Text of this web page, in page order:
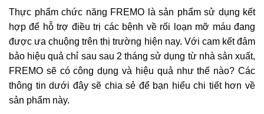
Thực phẩm chức năng FREMO là sản phẩm sử dụng kết
hợp để hỗ trợ điều trị các bệnh về rối loạn mỡ máu đang
được ưa chuộng trên thị trường hiện nay. Với cam kết đảm
bảo hiệu quả chỉ sau sau 2 tháng sử dụng từ nhà sản xuất,
FREMO sẽ có công dụng và hiệu quả như thế nào? Các
thông tin dưới đây sẽ chia sẻ để bạn hiểu chi tiết hơn về
sản phẩm này.